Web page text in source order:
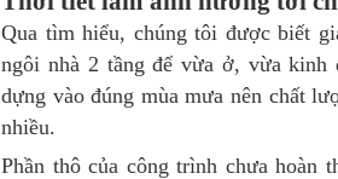
Qua tìm hiểu, chúng tôi được biết
ngôi nhà 2 tầng để vừa ở, vừa
dựng vào đúng mùa mưa nên chất
nhiều.
Phần thô của công trình chưa hoàn